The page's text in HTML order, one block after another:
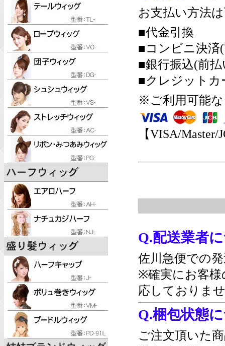
お支払い方法
■代金引換
■コンビニ決済
■銀行振込(前払
■クレジットカ
※ご利用可能
【VISA/
Q.配送業者
佐川急便での
※確実にお客様
応しておりま
Q.梱包状態
ご注文頂いた